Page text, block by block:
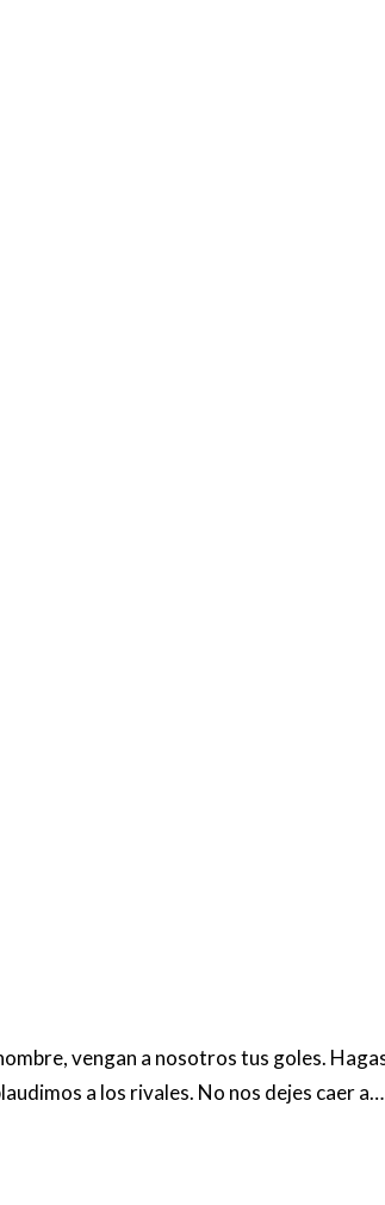
a los rivales. No nos dejes caer a…